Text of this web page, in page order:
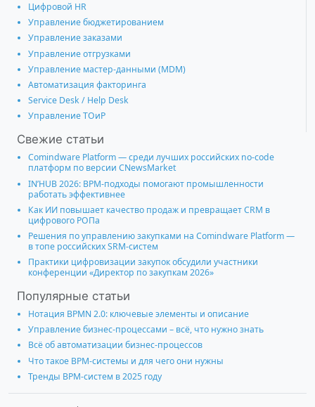
Цифровой HR
Управление бюджетированием
Управление заказами
Управление отгрузками
Управление мастер-данными (MDM)
Автоматизация факторинга
Service Desk / Help Desk
Управление ТОиР
Свежие статьи
Comindware Platform — среди лучших российских no-code
платформ по версии CNewsMarket
IN’HUB 2026: BPM-подходы помогают промышленности
работать эффективнее
Как ИИ повышает качество продаж и превращает CRM в
цифрового РОПа
Решения по управлению закупками на Comindware Platform —
в топе российских SRM-систем
Практики цифровизации закупок обсудили участники
конференции «Директор по закупкам 2026»
Популярные статьи
Нотация BPMN 2.0: ключевые элементы и описание
Управление бизнес-процессами – всё, что нужно знать
Всё об автоматизации бизнес-процессов
Что такое BPM-системы и для чего они нужны
Тренды BPM-систем в 2025 году